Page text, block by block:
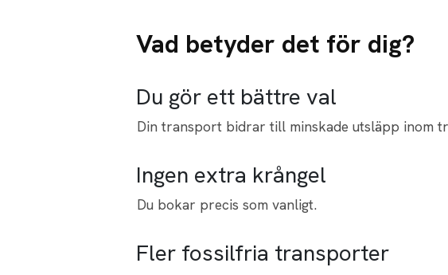
Vad betyder det för dig?
Du gör ett bättre val
Din transport bidrar till minskade utsläpp inom
Ingen extra krångel
Du bokar precis som vanligt.
Fler fossilfria transporter